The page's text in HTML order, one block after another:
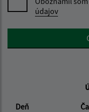
údajov
Google reCaptcha
Deň